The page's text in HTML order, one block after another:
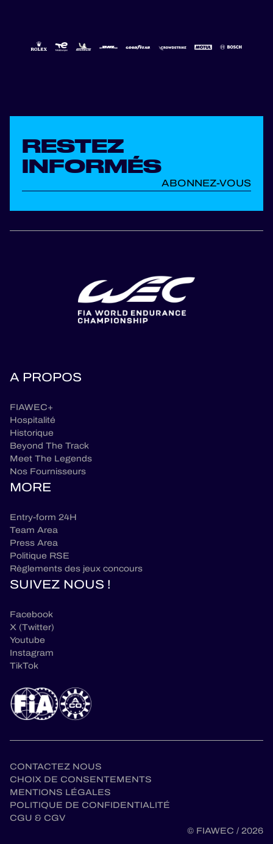
RESTEZ
INFORMÉS
ABONNEZ-VOUS
A PROPOS
FIAWEC+
Hospitalité
Historique
Beyond The Track
Meet The Legends
Nos Fournisseurs
MORE
Entry-form 24H
Team Area
Press Area
Politique RSE
Règlements des jeux concours
SUIVEZ NOUS !
Facebook
X (Twitter)
Youtube
Instagram
TikTok
CONTACTEZ NOUS
CHOIX DE CONSENTEMENTS
MENTIONS LÉGALES
POLITIQUE DE CONFIDENTIALITÉ
CGU & CGV
© FIAWEC / 2026